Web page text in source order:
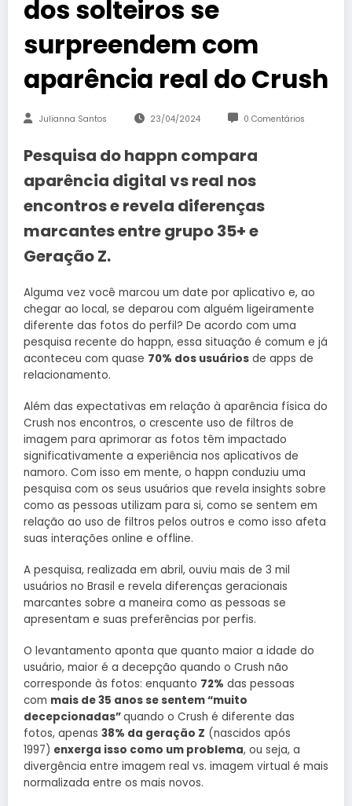
dos solteiros se
surpreendem com
aparência real do Crush
Julianna Santos 23/04/2024 0 Comentários
Pesquisa do happn compara
aparência digital vs real nos
encontros e revela diferenças
marcantes entre grupo 35+ e
Geração Z.
Alguma vez você marcou um date por aplicativo e, ao
chegar ao local, se deparou com alguém ligeiramente
diferente das fotos do perfil? De acordo com uma
pesquisa recente do happn, essa situação é comum e já
aconteceu com quase 70% dos usuários de apps de
relacionamento.
Além das expectativas em relação à aparência física do
Crush nos encontros, o crescente uso de filtros de
imagem para aprimorar as fotos têm impactado
significativamente a experiência nos aplicativos de
namoro. Com isso em mente, o happn conduziu uma
pesquisa com os seus usuários que revela insights sobre
como as pessoas utilizam para si, como se sentem em
relação ao uso de filtros pelos outros e como isso afeta
suas interações online e offline.
A pesquisa, realizada em abril, ouviu mais de 3 mil
usuários no Brasil e revela diferenças geracionais
marcantes sobre a maneira como as pessoas se
apresentam e suas preferências por perfis.
O levantamento aponta que quanto maior a idade do
usuário, maior é a decepção quando o Crush não
corresponde às fotos: enquanto 72% das pessoas
com mais de 35 anos se sentem “muito
decepcionadas”quando o Crush é diferente das
fotos, apenas 38% da geração Z (nascidos após
1997) enxerga isso como um problema, ou seja, a
divergência entre imagem real vs. imagem virtual é mais
normalizada entre os mais novos.